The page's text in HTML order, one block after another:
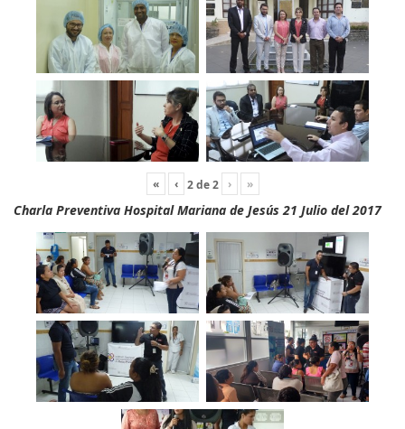
« ‹ 2de2 › »
Charla Preventiva Hospital Mariana de Jesús 21 Julio del 2017